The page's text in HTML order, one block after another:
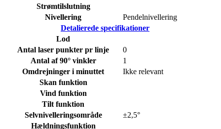
Strømtilslutning
Nivellering
Pendelnivellering
Detalierede specifikationer
Lod
Antal laser punkter pr linje
0
Antal af 90° vinkler
1
Omdrejninger i minuttet
Ikke relevant
Skan funktion
Vind funktion
Tilt funktion
Selvnivelleringsområde
±2,5°
Hældningsfunktion